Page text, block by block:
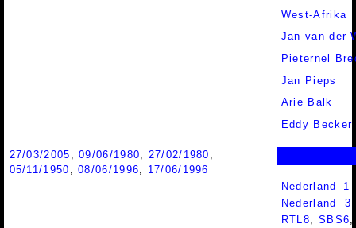
West-Afrika
Jan van der
Pieternel
Jan Pieps
Arie Balk
Eddy Becker
27/03/2005 ,09/06/1980 27/02/1980
05/11/1950 ,08/06/1996
17/06/1996
Nederland
Nederland
RTL8,SBS6